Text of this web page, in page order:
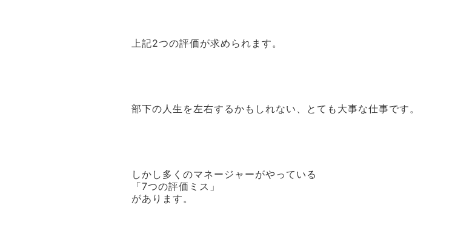
上記2つの評価が求められます。
部下の人生を左右するかもしれない、とても大事な仕事です。
しかし多くのマネージャーがやっている
「7つの評価ミス」
があります。